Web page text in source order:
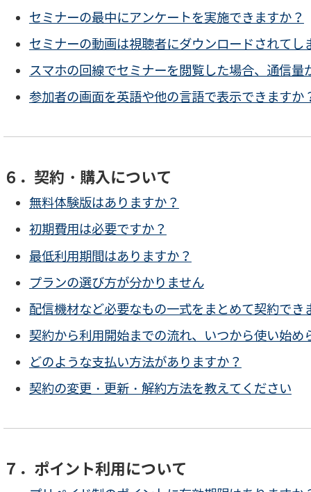
セミナーの最中にアンケートを実施できますか？
セミナーの動画は視聴者にダウンロードされてし
スマホの回線でセミナーを閲覧した場合、通信
参加者の画面を英語や他の言語で表示できますか
６．契約・購入について
無料体験版はありますか？
初期費用は必要ですか？
最低利用期間はありますか？
プランの選び方が分かりません
配信機材など必要なもの一式をまとめて契約でき
契約から利用開始までの流れ、いつから使い始め
どのような支払い方法がありますか？
契約の変更・更新・解約方法を教えてください
７．ポイント利用について